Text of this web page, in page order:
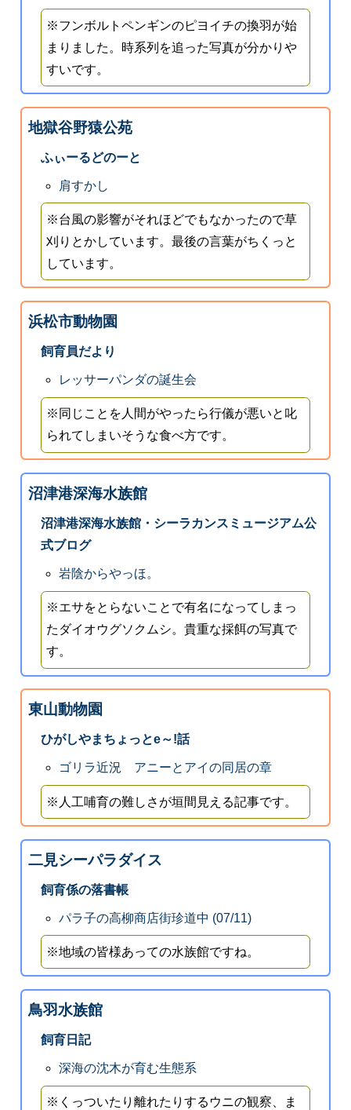
※フンボルトペンギンのピヨイチの換羽が始
まりました。時系列を追った写真が分かりや
すいです。
地獄谷野猿公苑
ふぃーるどのーと
肩すかし
※台風の影響がそれほどでもなかったので草
刈りとかしています。最後の言葉がちくっと
しています。
浜松市動物園
飼育員だより
レッサーパンダの誕生会
※同じことを人間がやったら行儀が悪いと叱
られてしまいそうな食べ方です。
沼津港深海水族館
沼津港深海水族館・シーラカンスミュージアム公
式ブログ
岩陰からやっほ。
※エサをとらないことで有名になってしまっ
たダイオウグソクムシ。貴重な採餌の写真で
す。
東山動物園
ひがしやまちょっとe～!話
ゴリラ近況 アニーとアイの同居の章
※人工哺育の難しさが垣間見える記事です。
二見シーパラダイス
飼育係の落書帳
パラ子の高柳商店街珍道中 (07/11)
※地域の皆様あっての水族館ですね。
鳥羽水族館
飼育日記
深海の沈木が育む生態系
※くっついたり離れたりするウニの観察、ま